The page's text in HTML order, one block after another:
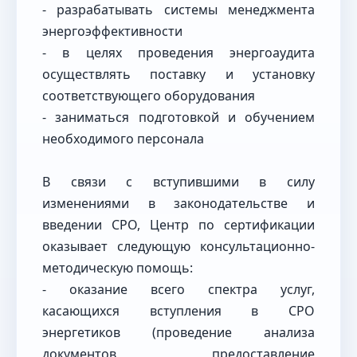
- разрабатывать системы менеджмента
энергоэффективности
- в целях проведения энергоаудита
осуществлять поставку и установку
соответствующего оборудования
- заниматься подготовкой и обучением
необходимого персонала
В связи с вступившими в силу
изменениями в законодательстве и
введении СРО, Центр по сертификации
оказывает следующую консультационно-
методическую помощь:
- оказание всего спектра услуг,
касающихся вступления в СРО
энергетиков (проведение анализа